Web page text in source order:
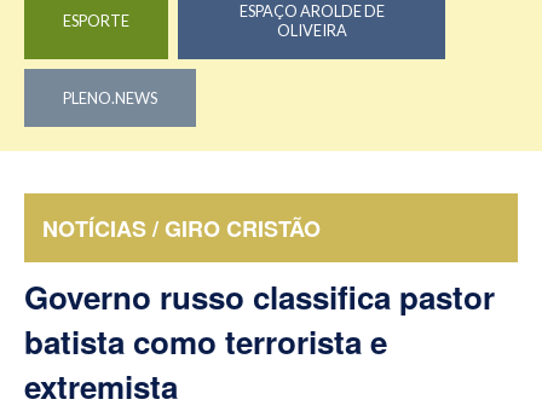
ESPORTE
ESPAÇO AROLDE DE
OLIVEIRA
PLENO.NEWS
NOTÍCIAS / GIRO CRISTÃO
Governo russo classifica pastor
batista como terrorista e
extremista